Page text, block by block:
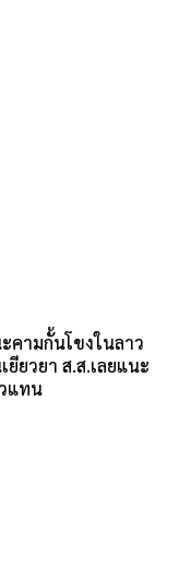
คามกั้นโขงในลาว
ยวยา ส.ส.เลยแนะ
แทน